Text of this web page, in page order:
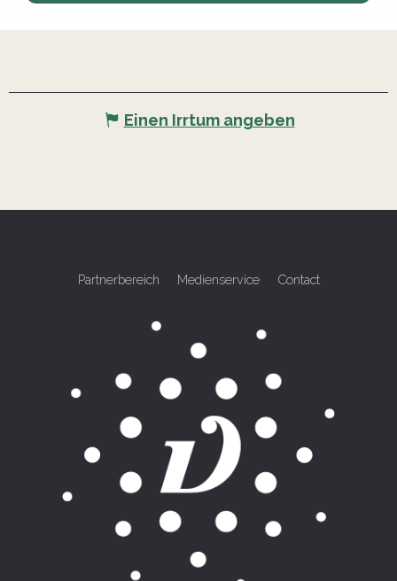
Einen Irrtum angeben
Partnerbereich Medienservice Contact